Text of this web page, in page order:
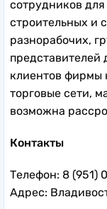
сотрудников
строительных и
разнорабочих,
представителей
клиентов фирмы
торговые сети,
возможна
Контакты
Телефон: 8 (951)
Адрес: